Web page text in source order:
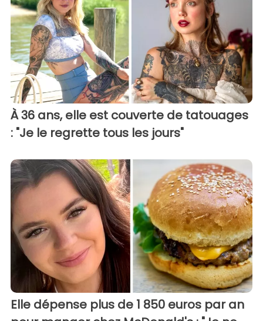
À 36 ans, elle est couverte de tatouages
: "Je le regrette tous les jours"
Elle dépense plus de 1 850 euros par an